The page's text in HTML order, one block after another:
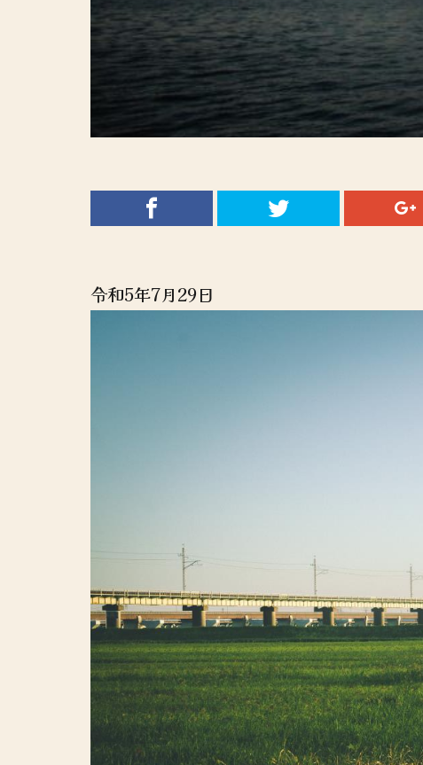
令和5年7月29日